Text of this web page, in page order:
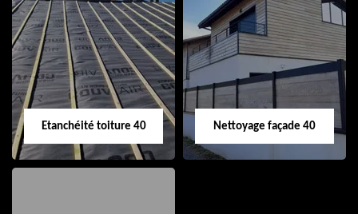
Nettoyage et pose
de gouttière 40
Réparation de
toiture 40
Etanchéité toiture 40 Nettoyage façade 40